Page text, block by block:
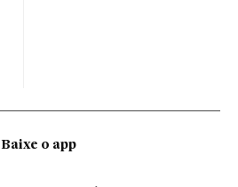
Baixe o app